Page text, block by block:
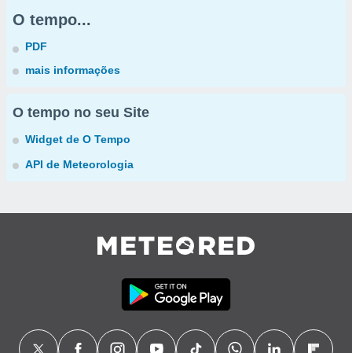
O tempo...
PDF
mais informações
O tempo no seu Site
Widget de O Tempo
API de Meteorologia